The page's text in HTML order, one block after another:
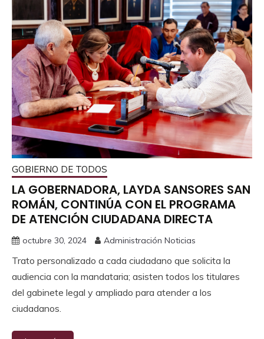
GOBIERNO DE TODOS
LA GOBERNADORA, LAYDA SANSORES SAN
ROMÁN, CONTINÚA CON EL PROGRAMA
DE ATENCIÓN CIUDADANA DIRECTA
octubre 30, 2024 Administración Noticias
Trato personalizado a cada ciudadano que solicita la
audiencia con la mandataria; asisten todos los titulares
del gabinete legal y ampliado para atender a los
ciudadanos.